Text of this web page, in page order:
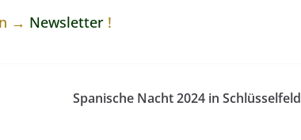
→ Newsletter !
Spanische Nacht 2024 in Schlüsselfeld